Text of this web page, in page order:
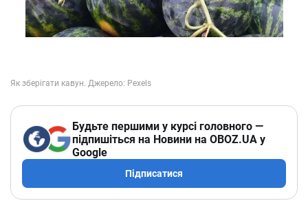
Будьте першими у курсі головного —
підпишіться на Новини на OBOZ.UA у
Google
Підписатися